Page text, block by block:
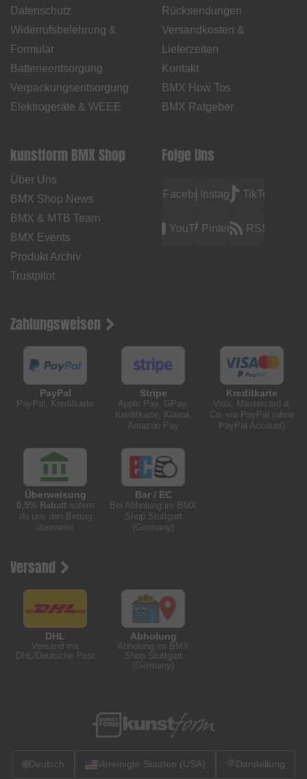
Datenschutz
Widerrufsbelehrung &
Formular
Batterieentsorgung
Verpackungsentsorgung
Elektrogeräte & WEEE
Rücksendungen
Versandkosten &
Lieferzeiten
Kontakt
BMX How Tos
BMX Ratgeber
kunstform BMX Shop
Über Uns
BMX Shop News
BMX & MTB Team
BMX Events
Produkt Archiv
Trustpilot
Folge Uns
FacebookInstagramTikTok
YouTubePinterest RSS
Zahlungsweisen
PayPal
PayPal, Kreditkarte
Stripe
Apple Pay, GPay,
Kreditkarte, Klarna,
Amazon Pay
Kreditkarte
Visa, Mastercard &
Co. via PayPal (ohne
PayPal Account)
Überweisung
0,5% Rabatt sofern
du uns den Betrag
überweist
Bar / EC
Bei Abholung im BMX
Shop Stuttgart
(Germany)
Versand
DHL
Versand mit
DHL/Deutsche Post
Abholung
Abholung im BMX
Shop Stuttgart
(Germany)
🌐Deutsch Vereinigte Staaten (USA) Darstellung